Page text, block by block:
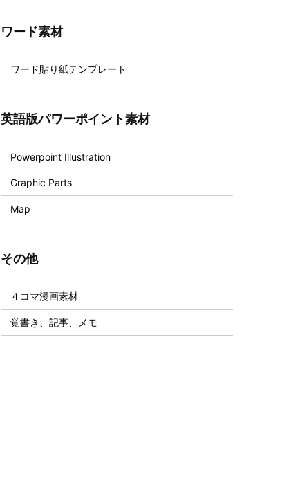
ワード素材
ワード貼り紙テンプレート
英語版パワーポイント素材
Powerpoint Illustration
Graphic Parts
Map
その他
４コマ漫画素材
覚書き、記事、メモ